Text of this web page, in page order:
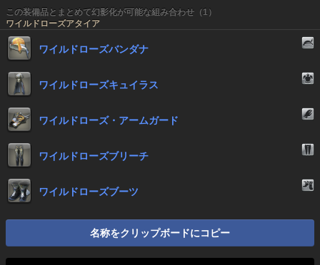
この装備品とまとめて幻影化が可能な組み合わせ（1）
ワイルドローズアタイア
ワイルドローズバンダナ
ワイルドローズキュイラス
ワイルドローズ・アームガード
ワイルドローズブリーチ
ワイルドローズブーツ
名称をクリップボードにコピー